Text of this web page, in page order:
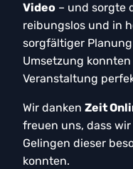
Video – und sorgte
reibungslos und in
sorgfältiger
Umsetzung
Veranstaltung
Wir danken Zeit
freuen uns, dass
Gelingen dieser
konnten.